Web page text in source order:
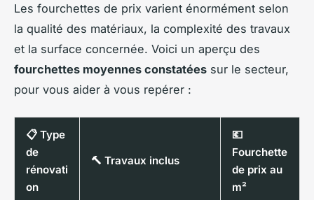
Les fourchettes de prix varient énormément selon
la qualité des matériaux, la complexité des travaux
et la surface concernée. Voici un aperçu des
fourchettes moyennes constatées sur le secteur,
pour vous aider à vous repérer :
📋 Type
de
rénovati
on
🔨 Travaux inclus
💶
Fourchette
de prix au
m²